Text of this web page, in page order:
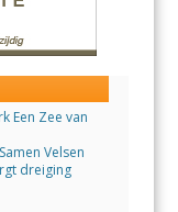
Een Zee van
Velsen
dreiging